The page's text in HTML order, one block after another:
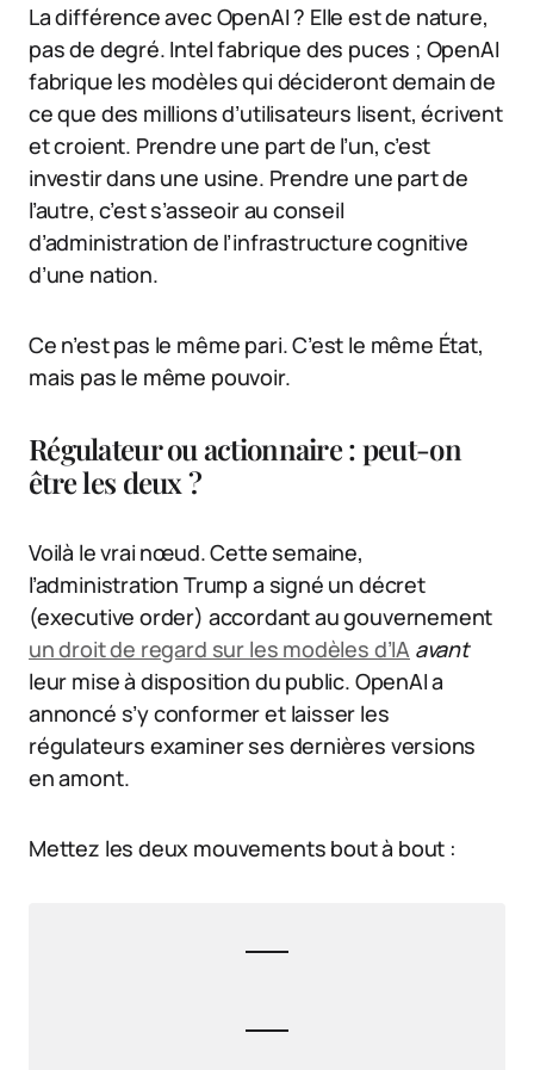
La différence avec OpenAI ? Elle est de nature,
pas de degré. Intel fabrique des puces ; OpenAI
fabrique les modèles qui décideront demain de
ce que des millions d’utilisateurs lisent, écrivent
et croient. Prendre une part de l’un, c’est
investir dans une usine. Prendre une part de
l’autre, c’est s’asseoir au conseil
d’administration de l’infrastructure cognitive
d’une nation.
Ce n’est pas le même pari. C’est le même État,
mais pas le même pouvoir.
Régulateur ou actionnaire : peut-on
être les deux ?
Voilà le vrai nœud. Cette semaine,
l’administration Trump a signé un décret
(executive order) accordant au gouvernement
un droit de regard sur les modèles d’IA avant
leur mise à disposition du public. OpenAI a
annoncé s’y conformer et laisser les
régulateurs examiner ses dernières versions
en amont.
Mettez les deux mouvements bout à bout :